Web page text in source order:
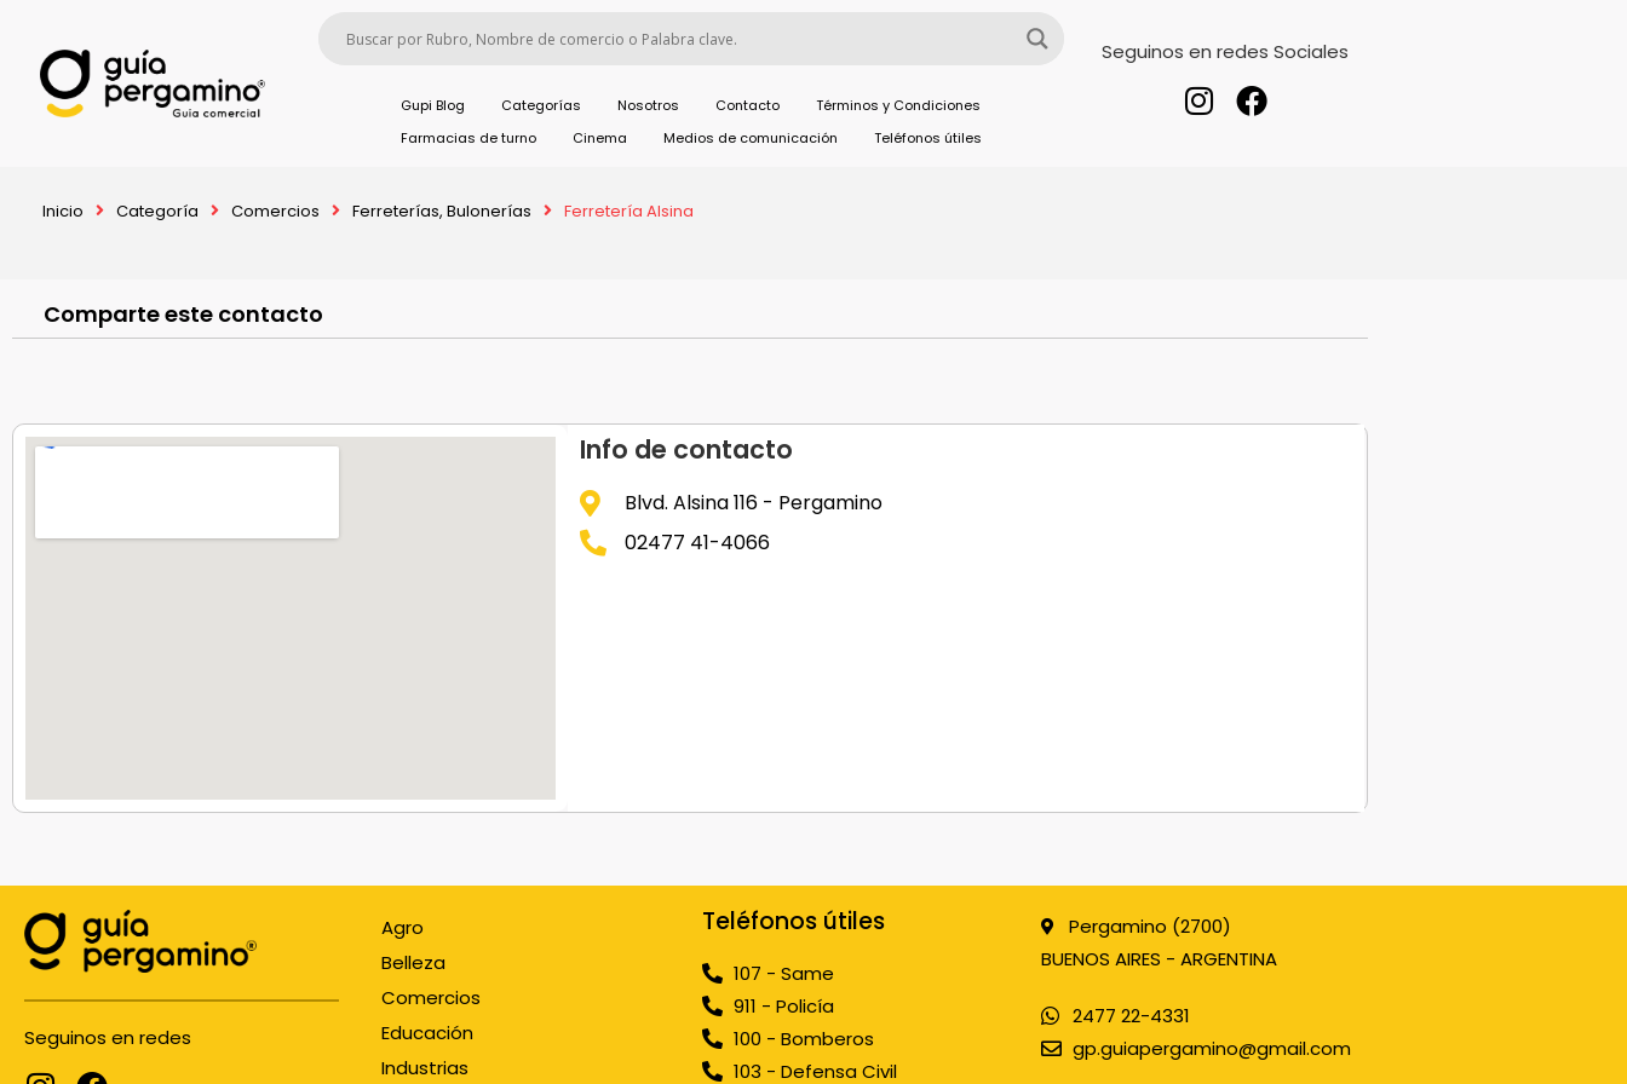
Gupi Blog Categorías Nosotros Contacto
Términos y Condiciones
Farmacias de turno
Cinema Medios de comunicación Teléfonos útiles
Seguinos en redes Sociales
Inicio Categoría Comercios Ferreterías, Bulonerías Ferretería Alsina
Comparte este contacto
Info de contacto
Blvd. Alsina 116 - Pergamino
02477 41-4066
Seguinos en redes
Agro
Belleza
Comercios
Educación
Industrias
Teléfonos útiles
107 - Same
911 - Policía
100 - Bomberos
103 - Defensa Civil
Pergamino (2700)
BUENOS AIRES - ARGENTINA
2477 22-4331
gp.guiapergamino@gmail.com